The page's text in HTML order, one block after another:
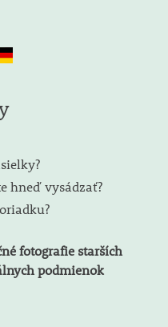
hneď vysádzať?
fotografie starších
podmienok